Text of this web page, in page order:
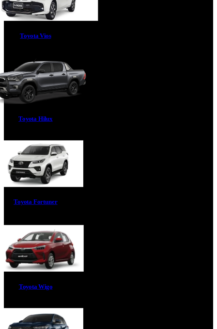
Toyota Vios
Toyota Hilux
Toyota Fortuner
Toyota Wigo